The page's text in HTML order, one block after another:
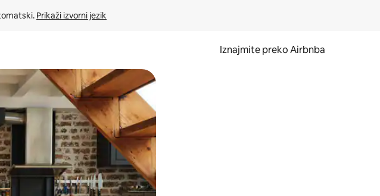
Prikaži izvorni jezik
Iznajmite preko Airbnba